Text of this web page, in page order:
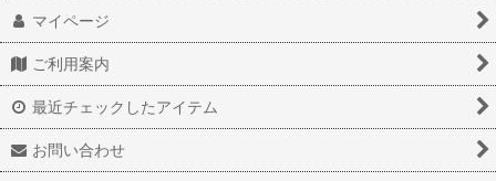
マイページ
ご利用案内
最近チェックしたアイテム
お問い合わせ